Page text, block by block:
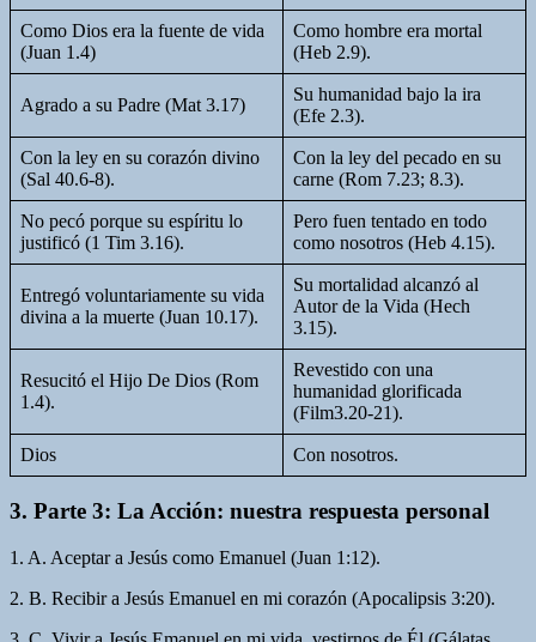
Como Dios era la fuente de vida
(Juan 1.4)
Como hombre era mortal
(Heb 2.9).
Agrado a su Padre (Mat 3.17)
Su humanidad bajo la ira
(Efe 2.3).
Con la ley en su corazón divino
(Sal 40.6-8).
Con la ley del pecado en su
carne (Rom 7.23; 8.3).
No pecó porque su espíritu lo
justificó (1 Tim 3.16).
Pero fuen tentado en todo
como nosotros (Heb 4.15).
Entregó voluntariamente su vida
divina a la muerte (Juan 10.17).
Su mortalidad alcanzó al
Autor de la Vida (Hech
3.15).
Resucitó el Hijo De Dios (Rom
1.4).
Revestido con una
humanidad glorificada
(Film3.20-21).
Dios Con nosotros.
3. Parte 3: La Acción: nuestra respuesta personal
1. A. Aceptar a Jesús como Emanuel (Juan 1:12).
2. B. Recibir a Jesús Emanuel en mi corazón (Apocalipsis 3:20).